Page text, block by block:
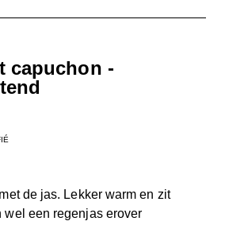
capuchon -
de jas. Lekker warm en zit
wel een regenjas erover